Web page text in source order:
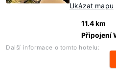
Ukázat mapu
11.4 km
Připojení
Další informace o tomto hotelu: